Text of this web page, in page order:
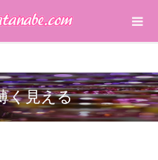
く見える